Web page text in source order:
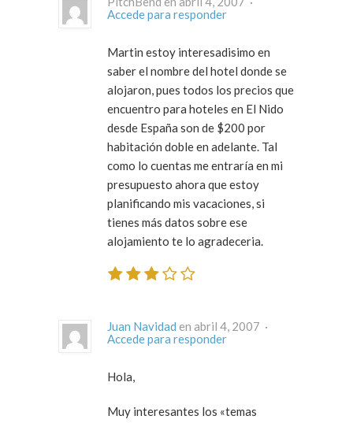
Accede para responder
Martin estoy interesadisimo en
saber el nombre del hotel donde se
alojaron, pues todos los precios que
encuentro para hoteles en El Nido
desde España son de $200 por
habitación doble en adelante. Tal
como lo cuentas me entraría en mi
presupuesto ahora que estoy
planificando mis vacaciones, si
tienes más datos sobre ese
alojamiento te lo agradeceria.
Juan Navidad
en abril 4, 2007 ·
Accede para responder
Hola,
Muy interesantes los «temas